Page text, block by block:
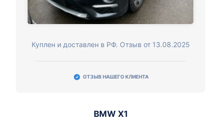
Куплен и доставлен в РФ. Отзыв от 13.08.2025
ОТЗЫВ НАШЕГО КЛИЕНТА
BMW X1